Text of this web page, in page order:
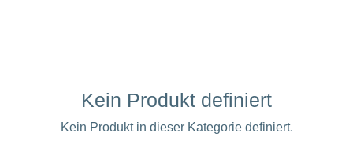
Kein Produkt definiert
Kein Produkt in dieser Kategorie definiert.